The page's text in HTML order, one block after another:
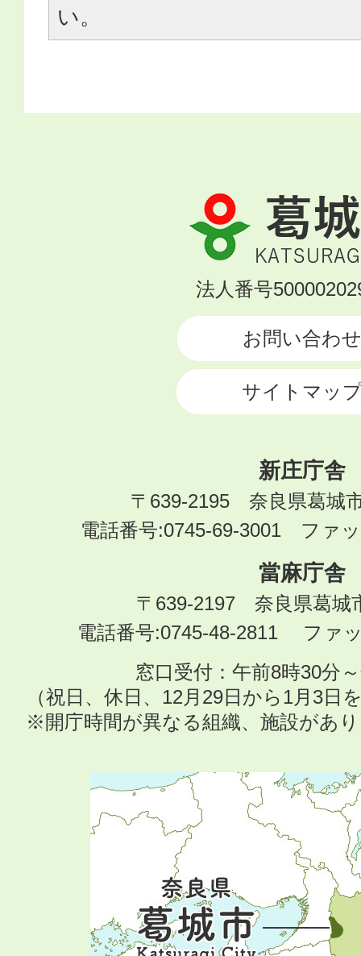
い。
葛
城
市
KATSURAGI
法人番号
お問い合わせ
サイトマッ
新庄庁舎
〒639-2195 奈良県葛城
電話番号:0745-69-3001 ファ
當麻庁舎
〒639-2197 奈良県葛城
電話番号:0745-48-2811 ファ
窓口受付：午前8時30分
（祝日、休日、12月29日から1月3日
※開庁時間が異なる組織、施設があ